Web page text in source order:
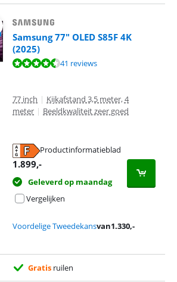
Samsung 77" OLED S85F 4K
(2025)
10, gebaseerd op 41 reviews.
41 reviews
77 inch | Kijkafstand 3,5 meter, 4
meter | Beeldkwaliteit zeer goed
Productinformatieblad
1.899,-
Geleverd op maandag
Vergelijken
Voordelige Tweedekansvan1.330,-
Gratis ruilen